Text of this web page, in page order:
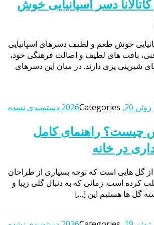
دسر اسپانیایی خوش
خوش طعم و لطیف دسرهای اسپانیایی
بافت های لطیف و اصالت فرهنگی خود،
شیرینی پزی دارند. در میان این دسرهای
ژوئن 20, 2026 Categories دسته‌بندی نشده
چیست؟ راهنمای کامل
در خانه
از گل هایی است که توجه بسیاری از طراحان
کرده است. زمانی که به دنبال گلی زیبا و
گل ها هستیم این […]